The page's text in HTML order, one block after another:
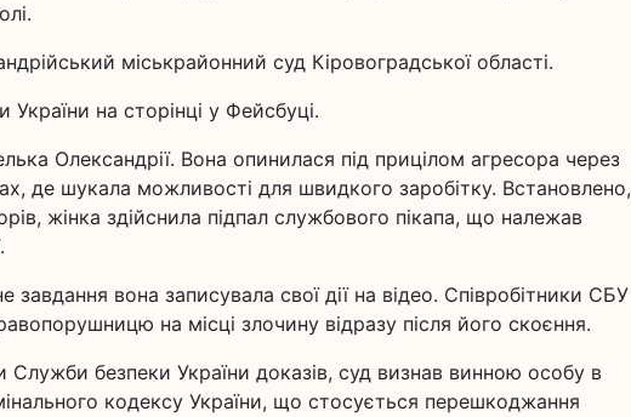
міськрайонний суд Кіровоградської області.
на сторінці у Фейсбуці.
Олександрії. Вона опинилася під прицілом агресора через
де шукала можливості для швидкого заробітку. Встановлено,
жінка здійснила підпал службового пікапа, що належав
завдання вона записувала свої дії на відео. Співробітники СБУ
на місці злочину відразу після його скоєння.
Служби безпеки України доказів, суд визнав винною особу в
кодексу України, що стосується перешкоджання